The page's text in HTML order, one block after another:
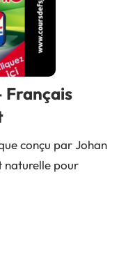
Français
conçu par Johan
naturelle pour